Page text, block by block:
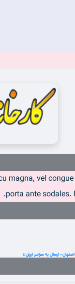
magna, vel
porta ante
- ارسال به سراسر ایران »